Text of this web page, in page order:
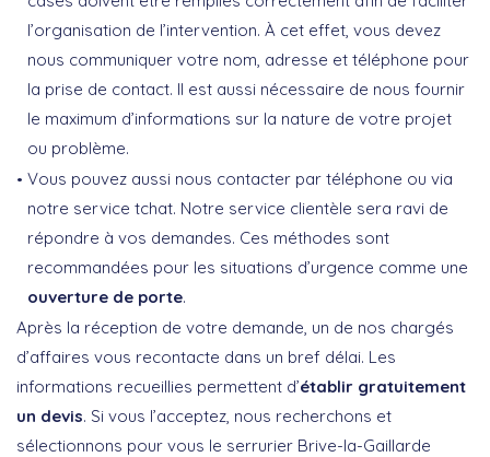
l’organisation de l’intervention. À cet effet, vous devez
nous communiquer votre nom, adresse et téléphone pour
la prise de contact. Il est aussi nécessaire de nous fournir
le maximum d’informations sur la nature de votre projet
ou problème.
Vous pouvez aussi nous contacter par téléphone ou via
notre service tchat. Notre service clientèle sera ravi de
répondre à vos demandes. Ces méthodes sont
recommandées pour les situations d’urgence comme une
ouverture de porte.
Après la réception de votre demande, un de nos chargés
d’affaires vous recontacte dans un bref délai. Les
informations recueillies permettent d’établir gratuitement
un devis. Si vous l’acceptez, nous recherchons et
sélectionnons pour vous le serrurier Brive-la-Gaillarde